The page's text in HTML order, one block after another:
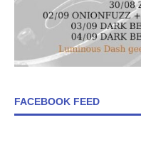
FACEBOOK FEED